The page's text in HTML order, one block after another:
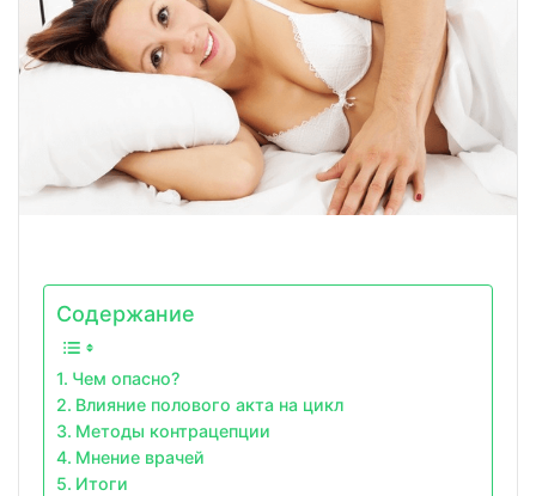
Содержание
Чем опасно?
Влияние полового акта на цикл
Методы контрацепции
Мнение врачей
Итоги